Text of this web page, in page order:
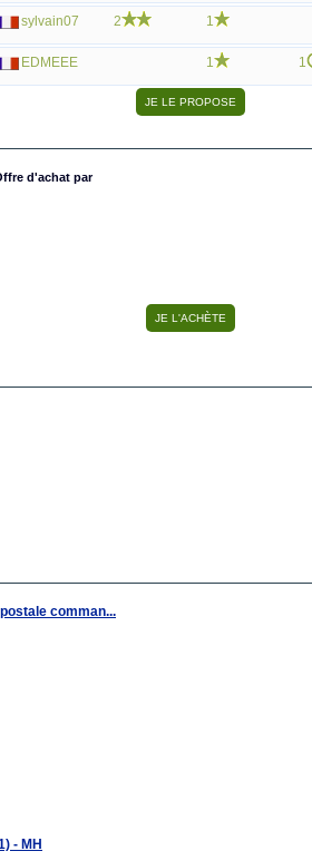
sylvain07 2 1
EDMEEE 1 1
d'achat par
comman...
- MH